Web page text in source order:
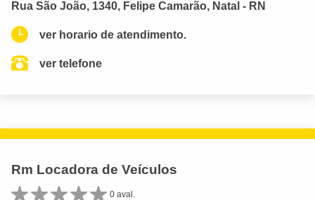
Rua São João, 1340, Felipe Camarão, Natal - RN
ver horario de atendimento.
ver telefone
Rm Locadora de Veículos
0 aval.